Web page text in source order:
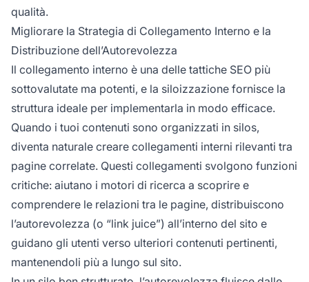
qualità.
Migliorare la Strategia di Collegamento Interno e la
Distribuzione dell’Autorevolezza
Il collegamento interno è una delle tattiche SEO più
sottovalutate ma potenti, e la siloizzazione fornisce la
struttura ideale per implementarla in modo efficace.
Quando i tuoi contenuti sono organizzati in silos,
diventa naturale creare collegamenti interni rilevanti tra
pagine correlate. Questi collegamenti svolgono funzioni
critiche: aiutano i motori di ricerca a scoprire e
comprendere le relazioni tra le pagine, distribuiscono
l’autorevolezza (o “link juice”) all’interno del sito e
guidano gli utenti verso ulteriori contenuti pertinenti,
mantenendoli più a lungo sul sito.